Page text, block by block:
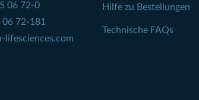
06 72-0
06 72-181
lifesciences.com
Hilfe zu Bestellungen
Technische FAQs